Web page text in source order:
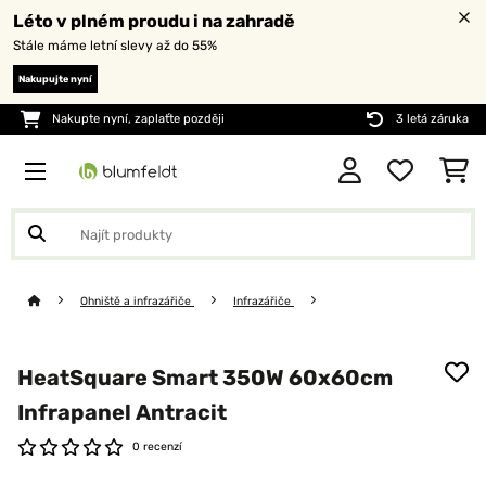
Léto v plném proudu i na zahradě
Stále máme letní slevy až do 55%
Nakupujte nyní
Nakupte nyní, zaplaťte později 3 letá záruka
Ohniště a infrazářiče Infrazářiče
HeatSquare Smart 350W 60x60cm
Infrapanel Antracit
0 recenzí